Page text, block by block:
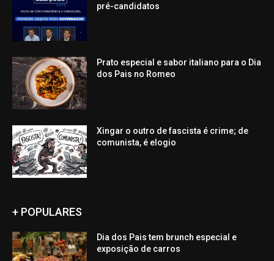
pré-candidatos
Prato especial e sabor italiano para o Dia
dos Pais no Romeo
Xingar o outro de fascista é crime; de
comunista, é elogio
+ POPULARES
Dia dos Pais tem brunch especial e
exposição de carros